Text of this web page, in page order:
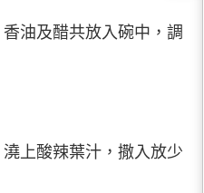
油及醋共放入碗中，調
上酸辣葉汁，撒入放少